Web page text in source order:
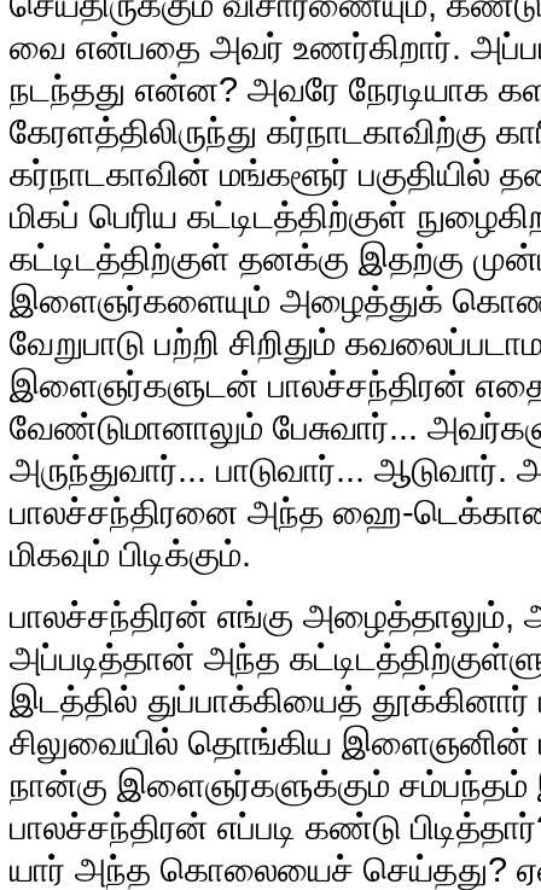
வை என்பதை அவர் உணர்கிறார்.
நடந்தது என்ன? அவரே நேரடியாக
கேரளத்திலிருந்து கர்நாடகாவிற்கு
கர்நாடகாவின் மங்களூர் பகுதியில்
மிகப் பெரிய கட்டிடத்திற்குள்
கட்டிடத்திற்குள் தனக்கு இதற்கு
இளைஞர்களையும் அழைத்துக்
வேறுபாடு பற்றி சிறிதும்
இளைஞர்களுடன் பாலச்சந்திரன்
வேண்டுமானாலும் பேசுவார்...
அருந்துவார்... பாடுவார்...
பாலச்சந்திரனை அந்த ஹை-
மிகவும் பிடிக்கும்.
பாலச்சந்திரன் எங்கு
அப்படித்தான் அந்த
இடத்தில் துப்பாக்கியைத் தூக்கினார்
சிலுவையில் தொங்கிய இளைஞனின்
நான்கு இளைஞர்களுக்கும் சம்பந்தம்
பாலச்சந்திரன் எப்படி கண்டு
யார் அந்த கொலையைச் செய்தது?